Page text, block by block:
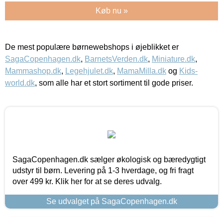
Køb nu »
De mest populære børnewebshops i øjeblikket er
SagaCopenhagen.dk, BarnetsVerden.dk, Miniature.dk,
Mammashop.dk, Legehjulet.dk, MamaMilla.dk og Kids-
world.dk, som alle har et stort sortiment til gode priser.
SagaCopenhagen.dk sælger økologisk og bæredygtigt
udstyr til børn. Levering på 1-3 hverdage, og fri fragt
over 499 kr. Klik her for at se deres udvalg.
Se udvalget på SagaCopenhagen.dk